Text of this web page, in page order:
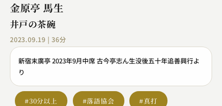
金原亭 馬生
井戸の茶碗
2023.09.19 | 36分
新宿末廣亭 2023年9月中席 古今亭志ん生没後五十年追善興行よ
り
#30分以上 #落語協会 #真打